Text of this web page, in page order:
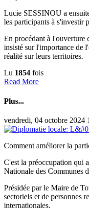
Lucie SESSINOU a
les participants à s'investir
En procédant à
insisté sur l'importance de
réalité sur leurs territoires.
Lu 1854 fois
Read More
Plus...
vendredi, 04 octobre 2024
Comment améliorer la
C'est la préoccupation qui
Nationale des Communes
Présidée par le Maire de
sectoriels et de personnes
internationales.